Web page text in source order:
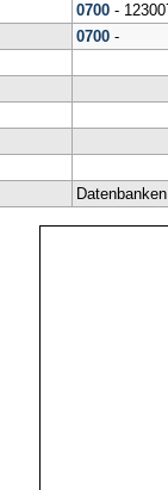
0700-
0700-
Datenbanken